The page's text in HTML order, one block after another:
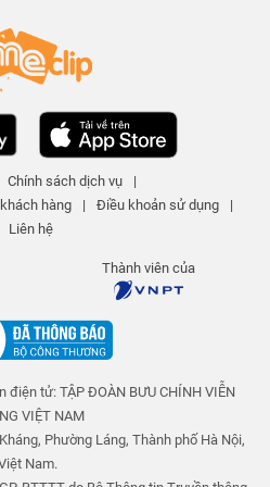
Nhà máy Thủy điện hoạt động
thế nào? - Hiểu rõ trong 5 phút
KIẾN THỨC THÚ VỊ Official
6 N lượt xem - 5 năm trước
nào? - Hiểu rõ trong 5 phút
KIẾN THỨC THÚ VỊ Official
6 N lượt xem
Tia UV - Tia tử ngoại là gì? Hiểu
KIẾN THỨC THÚ VỊ Official
6 N lượt xem - 5 năm trước
Ngoại tình sẽ bị xử phạt như thế
nào?
KIẾN THỨC THÚ VỊ Official
Chính sách dịch vụ
|
hàng
| Điều khoản sử dụng
|
Liên hệ
Thành viên của
điện tử: TẬP ĐOÀN BƯU CHÍNH VIỄN
VIỆT NAM
Phường Láng, Thành phố Hà Nội,
Nam.